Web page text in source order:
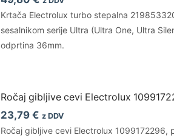
Krtača Electrolux turbo stepalna
sesalnikom serije Ultra (Ultra One, Ultra
odprtina 36mm.
Ročaj gibljive cevi Electrolux
23,79 € z DDV
Ročaj gibljive cevi Electrolux